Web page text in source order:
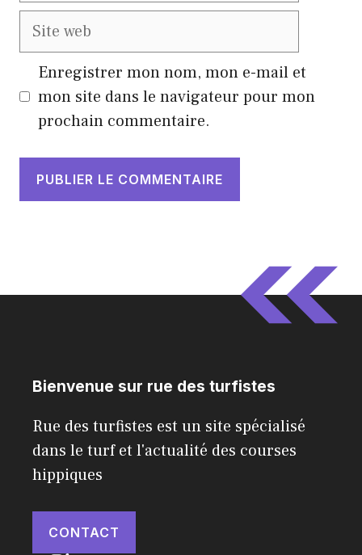
Site
Enregistrer mon nom, mon e-mail et
mon site dans le navigateur pour mon
prochain commentaire.
Bienvenue sur rue des turfistes
Rue des turfistes est un site spécialisé
dans le turf et l'actualité des courses
hippiques
CONTACT